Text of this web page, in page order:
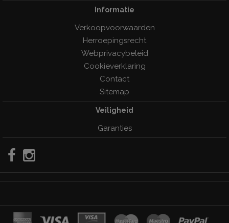
Informatie
Verkoopvoorwaarden
Herroepingsrecht
Webprivacybeleid
Cookieverklaring
Contact
Sitemap
Veiligheid
Garanties